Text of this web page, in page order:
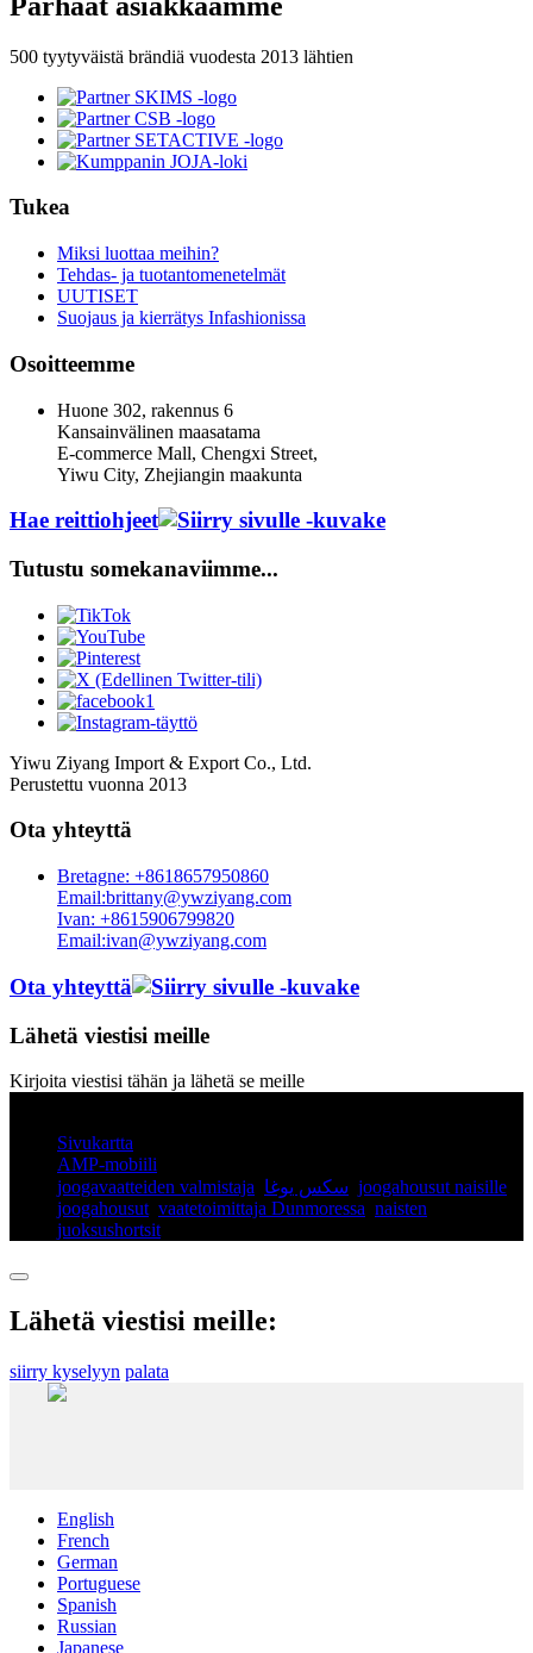
500 tyytyväistä brändiä vuodesta 2013 lähtien
Tukea
Miksi luottaa meihin?
Tehdas- ja tuotantomenetelmät
UUTISET
Suojaus ja kierrätys Infashionissa
Osoitteemme
Huone 302, rakennus 6
Kansainvälinen maasatama
E-commerce Mall, Chengxi Street,
Yiwu City, Zhejiangin maakunta
Hae reittiohjeet
Tutustu somekanaviimme...
Yiwu Ziyang Import & Export Co., Ltd.
Perustettu vuonna 2013
Ota yhteyttä
Bretagne: +8618657950860
Email:brittany@ywziyang.com
Ivan: +8615906799820
Email:ivan@ywziyang.com
Ota yhteyttä
Lähetä viestisi meille
Kirjoita viestisi tähän ja lähetä se meille
Sivukartta
AMP-mobiili
joogavaatteiden valmistaja سكس يوغا joogahousut naisille
joogahousut vaatetoimittaja Dunmoressa naisten
juoksushortsit
Lähetä viestisi meille:
siirry kyselyyn palata
English
French
German
Portuguese
Spanish
Russian
Japanese